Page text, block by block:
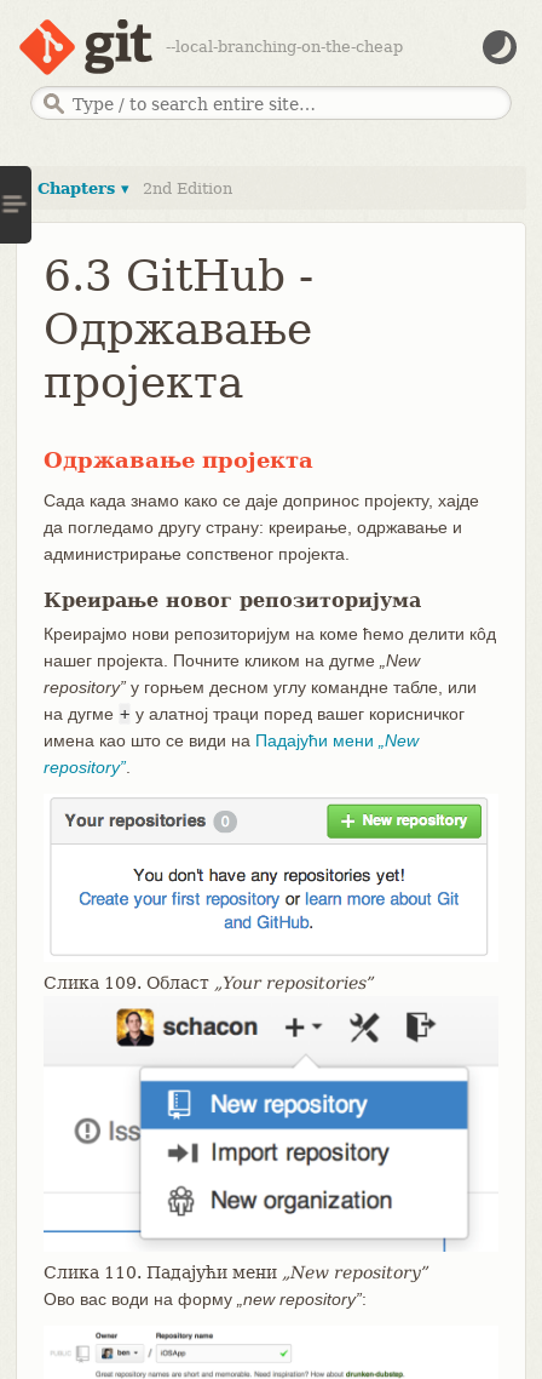
--local-branching-on-the-cheap
Chapters ▾ 2nd Edition
6.3 GitHub -
Одржавање
пројекта
Одржавање пројекта
Сада када знамо како се даје допринос пројекту, хајде
да погледамо другу страну: креирање, одржавање и
администрирање сопственог пројекта.
Креирање новог репозиторијума
Креирајмо нови репозиторијум на коме ћемо делити кôд
нашег пројекта. Почните кликом на дугме „New
repository”у горњем десном углу командне табле, или
на дугме + у алатној траци поред вашег корисничког
имена као што се види на Падајући мени
„New
repository”.
Слика 109. Област „Your repositories”
Слика 110. Падајући мени „New repository”
Ово вас води на форму „new repository”: